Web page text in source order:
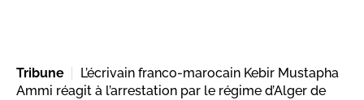
Tribune
L’écrivain franco-marocain Kebir Mustapha
Ammi réagit à l’arrestation par le régime d’Alger de